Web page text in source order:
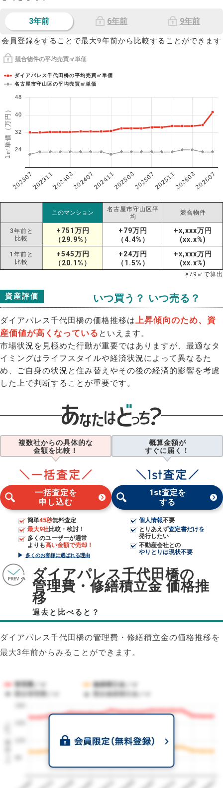
3年前 6年前 9年前
会員登録をすることで最大9年前から比較することができます
競合物件の平均売買㎡単価
1㎡単価（万円）
ダイアパレス千代田橋の平均売買㎡単価
名古屋市守山区の平均売買㎡単価
202307202311202403202407202411202503202507202511202603202607
24
32
40
48
このマンション
名古屋市守山区平
均
競合物件
3年前と
比較
+751万円
（29.9%）
+79万円
（4.4%）
+x,xxx万円
(xx.x%)
1年前と
比較
+545万円
（20.1%）
+24万円
（1.5%）
+x,xxx万円
(xx.x%)
※79 ㎡で算出
資産評価 いつ買う？ いつ売る？
ダイアパレス千代田橋の価格推移は 上昇傾向のため、資
産価値が高くなっている といえます。
市場状況を見極めた行動が重要ではありますが、最適なタ
イミングはライフスタイルや経済状況によって異なるた
め、ご自身の状況と住み替えやその後の経済的影響を考慮
した上で判断することが重要です。
複数社からの具体的な
金額を比較！
一括査定を
申し込む
簡単45秒無料査定
最大9社比較・検討！
多くのユーザーが通常
よりも高い金額で売却！
多くのお客様に選ばれる理由
概算金額が
すぐに届く！
1st査定を
する
個人情報不要
とりあえず査定書だけを
発行したい
不動産会社との
やりとりは現状不要
ダイアパレス千代田橋の
管理費・修繕積立金 価格推
移
過去と比べると？
ダイアパレス千代田橋の管理費・修繕積立金の価格推移を
最大3年前からみることができます。
1㎡単価（円）
管理費／㎡
修繕積立金／㎡
競合管理費／㎡
競合修繕積立金／㎡